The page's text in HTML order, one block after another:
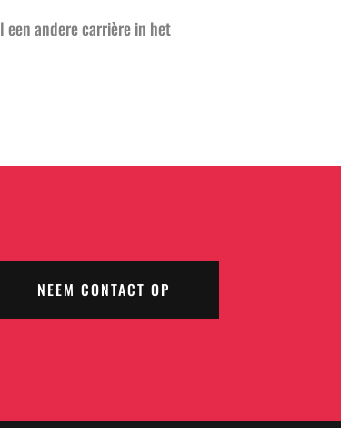
een andere carrière in het
NEEM CONTACT OP